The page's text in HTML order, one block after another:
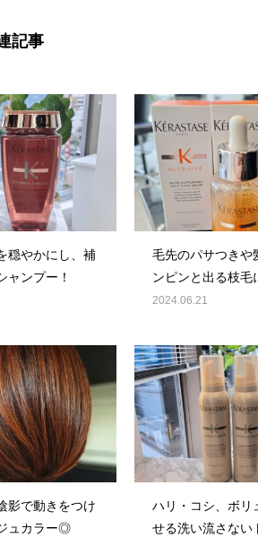
記事
穏やかにし、補
ャンプー！
毛先のパサつきや
ンピンと出る枝毛
オススメ！
2024.06.21
影で動きをつけ
ュカラー◎
ハリ・コシ、ボリ
せる洗い流さない